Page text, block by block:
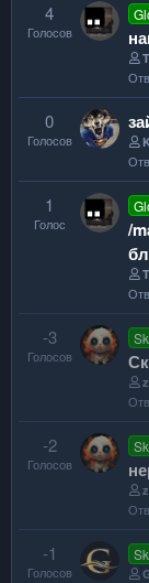
4
Голосов
0
Голосов
1
Голос
/
-3
Голосов
-2
Голосов
-1
Голосов